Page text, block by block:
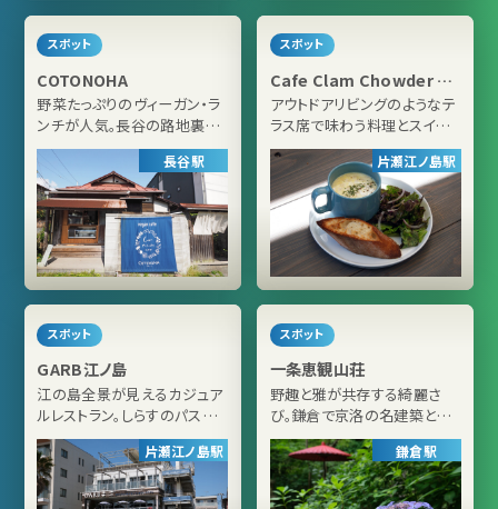
スポット
COTONOHA
野菜たっぷりのヴィーガン・ラ
ンチが人気。長谷の路地裏に
佇む築100年の古民家カフェ
長谷駅
スポット
Cafe Clam Chowder 江
の島
アウトドアリビングのようなテ
ラス席で味わう料理とスイー
ツが評判「Cafe Clam
Chowder 江の島」片瀬江ノ島駅
スポット
GARB江ノ島
江の島全景が見えるカジュア
ルレストラン。しらすのパスタや
ナポリ風ピザが評判「GARB江
ノ島」
片瀬江ノ島駅
スポット
一条恵観山荘
野趣と雅が共存する綺麗さ
び。鎌倉で京洛の名建築と庭
園を体験できる「一条恵観山
荘」
鎌倉駅